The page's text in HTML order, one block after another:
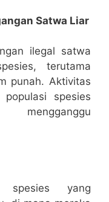
Satwa Liar
ilegal satwa
terutama
punah. Aktivitas
spesies
spesies yang